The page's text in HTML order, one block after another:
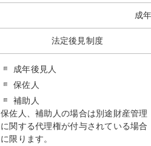
成
法定後見制度
成年後見人
保佐人
補助人
保佐人、補助人の場合は別途財産管理
に関する代理権が付与されている場合
に限ります。